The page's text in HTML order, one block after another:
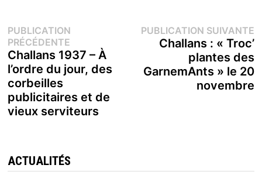
Navigation
de
l’article
PUBLICATION
PRÉCÉDENTEPublication
précédente :
Challans 1937 – À
l’ordre du jour, des
corbeilles
publicitaires et de
vieux serviteurs
PUBLICATION SUIVANTE
Challans : « Troc’
plantes des
GarnemAnts » le 20
novembre
ACTUALITÉS